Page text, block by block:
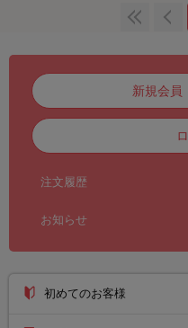
新規会員
注文履歴
お知らせ
初めてのお客様